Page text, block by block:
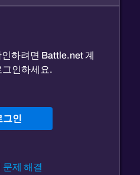
하려면 Battle.net 계
그인하세요.
그인
문제 해결